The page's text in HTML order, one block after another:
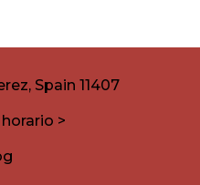
Spain 11407
>